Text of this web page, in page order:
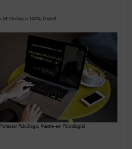
AT On-line e 100% Grátis!!
Psicólogo, Mestre em Psicologia!